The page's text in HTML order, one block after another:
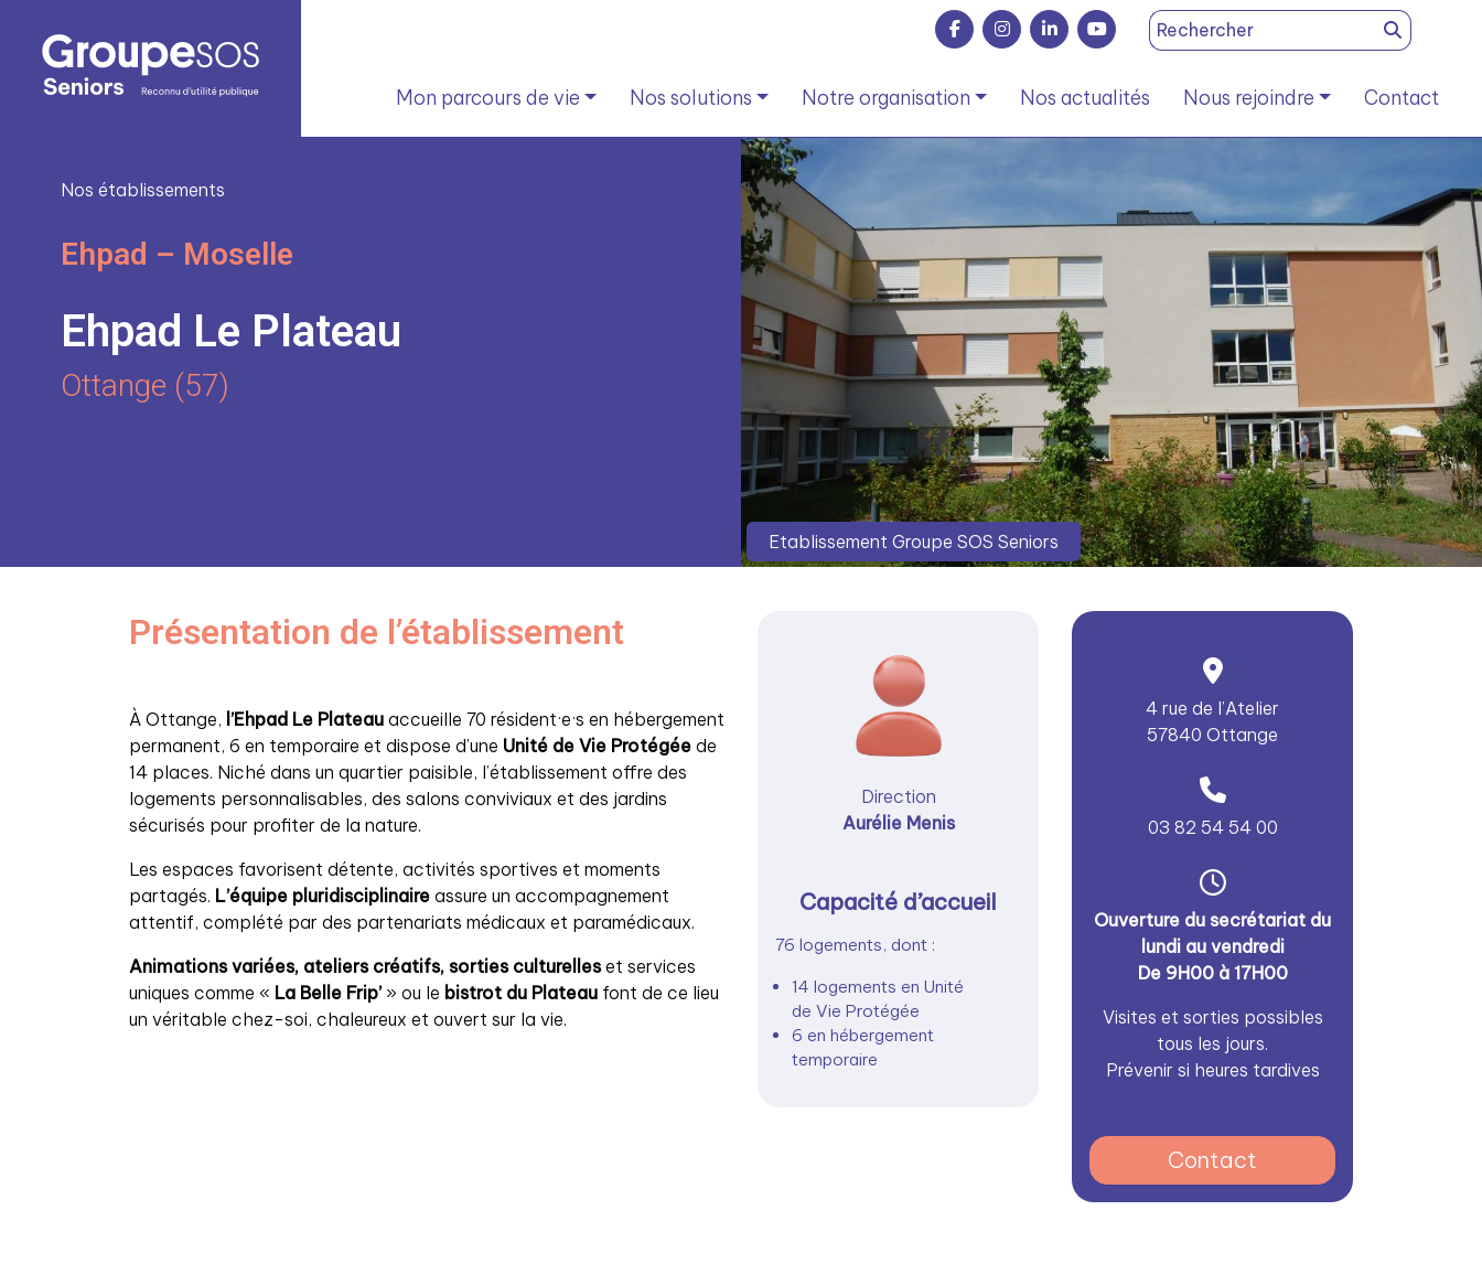
Search
for:
Mon parcours de vie Nos solutions Notre organisation Nos actualités Nous rejoindre Contact
Nos établissements
Ehpad – Moselle
Ehpad Le Plateau
Ottange (57)
Etablissement Groupe SOS Seniors
Présentation de l’établissement
À Ottange, l’Ehpad Le Plateau accueille 70 résident·e·s en hébergement
permanent, 6 en temporaire et dispose d’une Unité de Vie Protégée de
14 places. Niché dans un quartier paisible, l’établissement offre des
logements personnalisables, des salons conviviaux et des jardins
sécurisés pour profiter de la nature.
Les espaces favorisent détente, activités sportives et moments
partagés. L’équipe pluridisciplinaire assure un accompagnement
attentif, complété par des partenariats médicaux et paramédicaux.
Animations variées, ateliers créatifs, sorties culturelleset services
uniques comme « La Belle Frip’» ou le bistrot du Plateau font de ce lieu
un véritable chez-soi, chaleureux et ouvert sur la vie.
Direction
Aurélie Menis
Capacité d’accueil
76 logements, dont :
14 logements en Unité
de Vie Protégée
6 en hébergement
temporaire
4 rue de l’Atelier
57840 Ottange
03 82 54 54 00
Ouverture du secrétariat du
lundi au vendredi
De 9H00 à 17H00
Visites et sorties possibles
tous les jours.
Prévenir si heures tardives
Contact